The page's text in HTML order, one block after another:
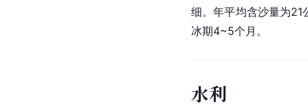
细。年平均含沙量为
冰期4~5个月。
水利